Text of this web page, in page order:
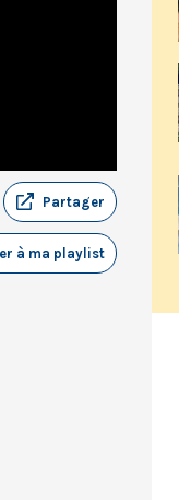
Partager
à ma playlist